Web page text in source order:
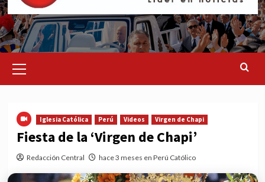
Menu
Iglesia Católica Perú Videos Virgen de Chapi
Fiesta de la ‘Virgen de Chapi’
Redacción Central hace 3 meses en Perú Católico